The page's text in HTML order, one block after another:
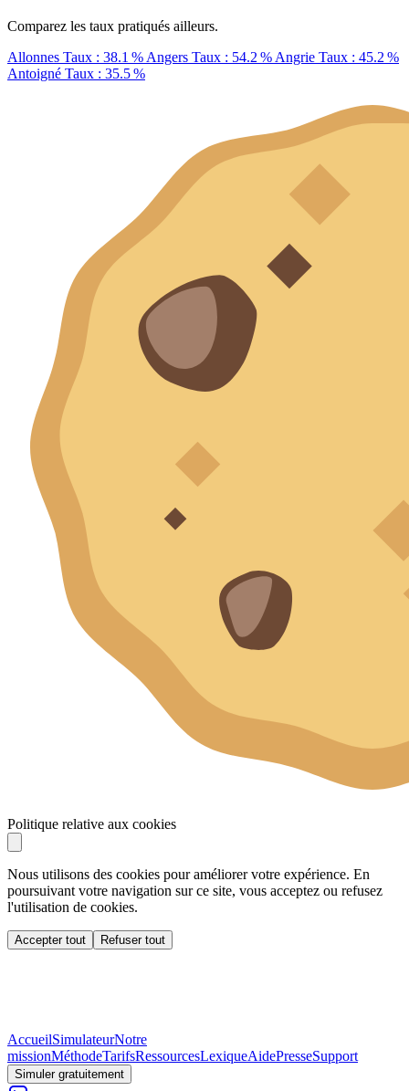
Comparez les taux pratiqués ailleurs.
Allonnes Taux : 38.1 % Angers Taux : 54.2 % Angrie Taux : 45.2 %
Antoigné Taux : 35.5 %
Politique relative aux cookies
Nous utilisons des cookies pour améliorer votre expérience. En
poursuivant votre navigation sur ce site, vous acceptez ou refusez
l'utilisation de cookies.
Accepter tout Refuser tout
AccueilSimulateurNotre
missionMéthodeTarifsRessourcesLexiqueAidePresseSupport
Simuler gratuitement